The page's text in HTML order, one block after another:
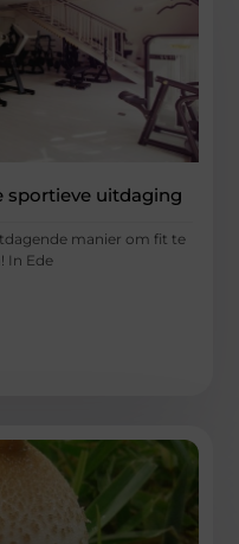
sportieve uitdaging
manier om fit te
In Ede